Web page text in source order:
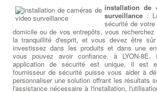
utilisation intensive etc ...), il risque de
complexes à LYON-8E Impossibilité de
panne générale du CPU ou du GPU ,
perte de données. Si vous pensez que votre
être en panne, apportez-le immédiatement
local à LYON-8E pour éviter
irréversibles.
:Chercher Un Réparateur
Réparation sur Ordi
mémoires, disque dur ou SSD, cartes
d'extension addon à LYON-8E. L'ordinateur doit
et disposant de suffisamment de place
aération suffisante. Un ordinateur Tout-
permettra de remplacer certains
du matériel haut de gamme, telle unecarte
carte audio de dernière génération. Un PC
reste la solution adaptée auxjeux vidéoet
du traitement de l'image, de la vidéo et du son
installation de
surveillance :
sécurité de
domicile ou de vos entrepôts, vous
la tranquillité d'esprit, et vous devez être
investissez dans les produits et dans une
vous pouvez avoir confiance. à LYON-8E,
application de sécurité est unique, il est
fournisseur de sécurité puisse vous aider à
personnaliser une solution offrant les résultats
l'assistance nécessaire à l'installation,